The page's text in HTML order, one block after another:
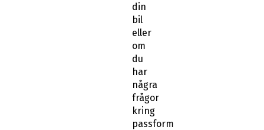
din
bil
eller
om
du
har
några
frågor
kring
passform